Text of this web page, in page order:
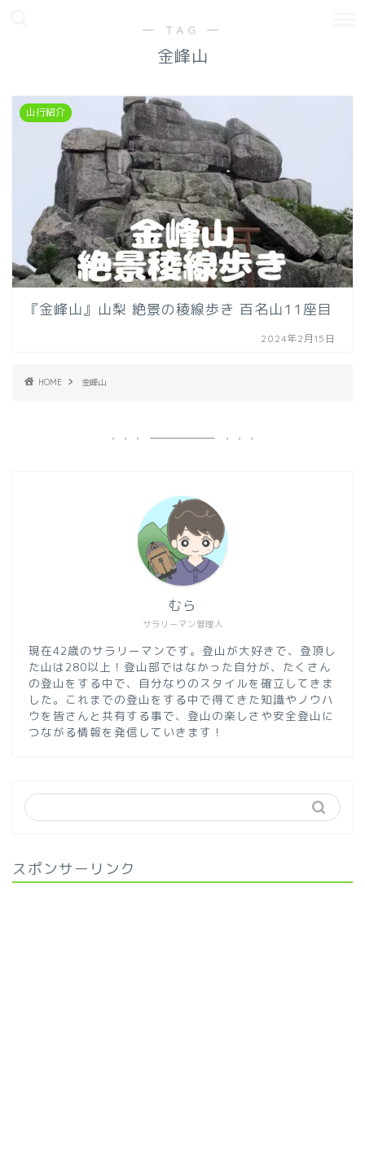
― TAG ―
金峰山
山行紹介
『金峰山』山梨 絶景の稜線歩き 百名山11座目
2024年2月15日
HOME 金峰山
サラリーマン管理人
むら
現在42歳のサラリーマンです。登山が大好きで、登頂し
た山は280以上！登山部ではなかった自分が、たくさん
の登山をする中で、自分なりのスタイルを確立してきま
した。これまでの登山をする中で得てきた知識やノウハ
ウを皆さんと共有する事で、登山の楽しさや安全登山に
つながる情報を発信していきます！
スポンサーリンク